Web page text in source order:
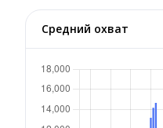
Средний охват